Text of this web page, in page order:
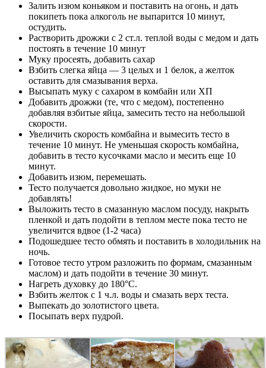
Залить изюм коньяком и поставить на огонь, и дать
покипеть пока алкоголь не выпарится 10 минут,
остудить.
Растворить дрожжи с 2 ст.л. теплой воды с медом и дать
постоять в течение 10 минут
Муку просеять, добавить сахар
Взбить слегка яйца — 3 целых и 1 белок, а желток
оставить для смазывания верха.
Высыпать муку с сахаром в комбайн или ХП
Добавить дрожжи (те, что с медом), постепенно
добавляя взбитые яйца, замесить тесто на небольшой
скорости.
Увеличить скорость комбайна и вымесить тесто в
течение 10 минут. Не уменьшая скорость комбайна,
добавить в тесто кусочками масло и месить еще 10
минут.
Добавить изюм, перемешать.
Тесто получается довольно жидкое, но муки не
добавлять!
Выложить тесто в смазанную маслом посуду, накрыть
пленкой и дать подойти в теплом месте пока тесто не
увеличится вдвое (1-2 часа)
Подошедшее тесто обмять и поставить в холодильник на
ночь.
Готовое тесто утром разложить по формам, смазанным
маслом) и дать подойти в течение 30 минут.
Нагреть духовку до 180°С.
Взбить желток с 1 ч.л. воды и смазать верх теста.
Выпекать до золотистого цвета.
Посыпать верх пудрой.